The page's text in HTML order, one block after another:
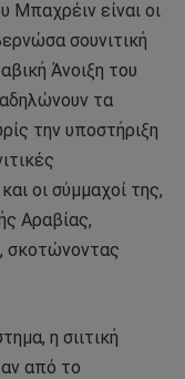
Μπαχρέιν είναι οι
σουνιτική
Άνοιξη του
τα
την υποστήριξη
οι σύμμαχοί της,
Αραβίας,
σκοτώνοντας
η σιιτική
από το